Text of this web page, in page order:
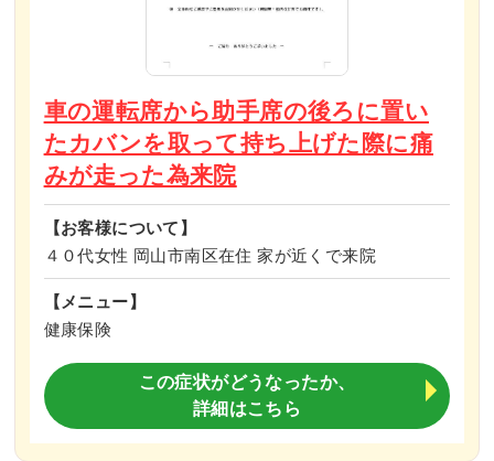
車の運転席から助手席の後ろに置い
たカバンを取って持ち上げた際に痛
みが走った為来院
【お客様について】
４０代女性 岡山市南区在住 家が近くで来院
【メニュー】
健康保険
この症状がどうなったか、
詳細はこちら